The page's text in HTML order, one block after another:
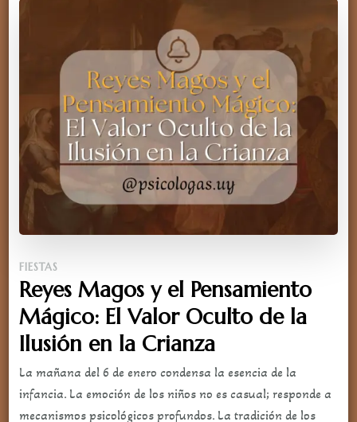
FIESTAS
Reyes Magos y el Pensamiento
Mágico: El Valor Oculto de la
Ilusión en la Crianza
La mañana del 6 de enero condensa la esencia de la
infancia. La emoción de los niños no es casual; responde a
mecanismos psicológicos profundos. La tradición de los